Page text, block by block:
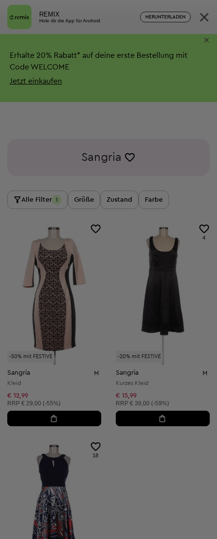
REMIX
Hole dir die App für Android
HERUNTERLADEN ×
Erhalte 20% Rabatt* auf deine erste Bestellung mit
Code WELCOME
Jetzt einkaufen
×
Sangria
Alle Filter 1 Größe Zustand Farbe
-50% mit FESTIVE
Sangria M
Kleid
€ 12,99
Unverbindliche Preisempfehlung:
RRP € 29,00 (-55%)
-20% mit FESTIVE
4
Sangria M
Kurzes Kleid
€ 15,99
Unverbindliche Preisempfehlung:
RRP € 39,00 (-59%)
18